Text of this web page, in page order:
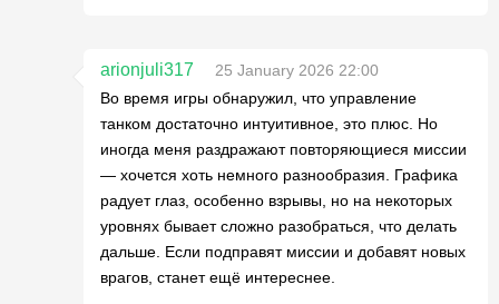
arionjuli317
25 January 2026 22:00
Во время игры обнаружил, что управление
танком достаточно интуитивное, это плюс. Но
иногда меня раздражают повторяющиеся миссии
— хочется хоть немного разнообразия. Графика
радует глаз, особенно взрывы, но на некоторых
уровнях бывает сложно разобраться, что делать
дальше. Если подправят миссии и добавят новых
врагов, станет ещё интереснее.